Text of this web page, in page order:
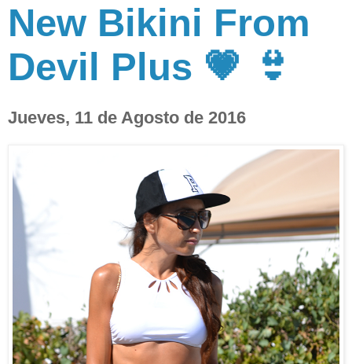
New Bikini From
Devil Plus 💗 👙
Jueves, 11 de Agosto de 2016